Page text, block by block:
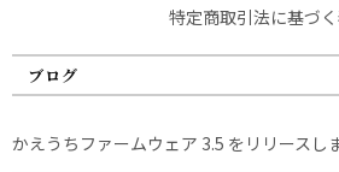
特定商取引法に基づ
ブログ
かえうちファームウェア 3.5 をリリースし